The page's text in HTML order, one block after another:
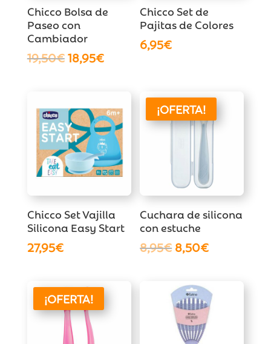
Chicco Bolsa de
Paseo con
Cambiador
19,50€El
era:
19,50€.
18,95€El
es:
18,95€.
Chicco Set de
Pajitas de Colores
6,95€
Chicco Set Vajilla
Silicona Easy Start
27,95€
¡OFERTA!
Cuchara de silicona
con estuche
8,95€ El
era:
8,95€.
8,50€El
es:
8,50€.
¡OFERTA!